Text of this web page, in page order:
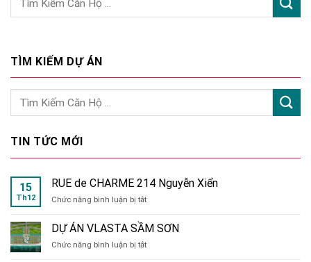
TÌM KIẾM DỰ ÁN
TIN TỨC MỚI
15
Th12
RUE de CHARME 214 Nguyễn Xiển
Chức năng bình luận bị tắtở
de
CHARME
214
DỰ ÁN VLASTA SẦM SƠN
Chức năng bình luận bị tắtở